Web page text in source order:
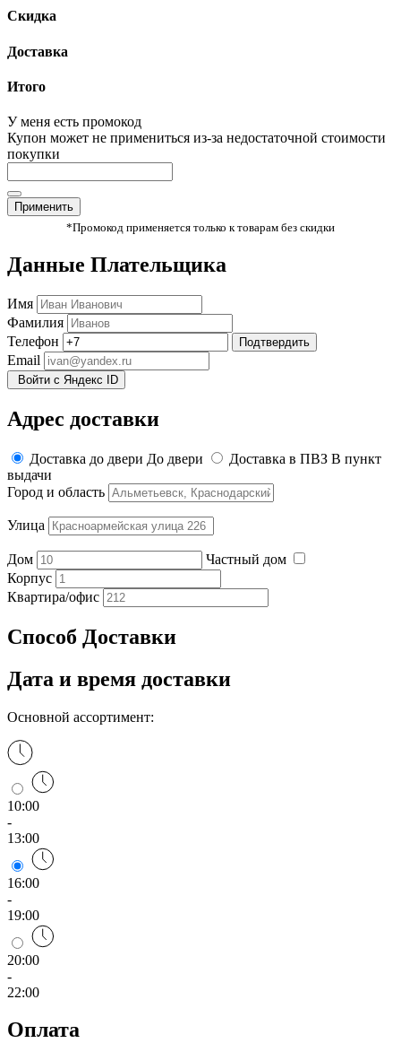
Скидка
Доставка
Итого
У меня есть промокод
Купон может не примениться из-за недостаточной стоимости
покупки
Применить
*Промокод применяется только к товарам без скидки
Данные Плательщика
Имя
Фамилия
Телефон
Подтвердить
Email
Войти с Яндекс ID
Адрес доставки
Доставка до двери До двери Доставка в ПВЗ В пункт
выдачи
Город и область
Улица
Дом
Частный дом
Корпус
Квартира/офис
Способ Доставки
Дата и время доставки
Основной ассортимент:
10:00
-
13:00
16:00
-
19:00
20:00
-
22:00
Оплата